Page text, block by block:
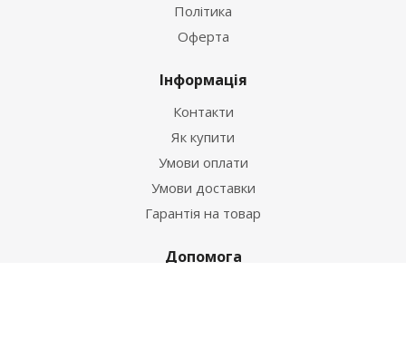
Політика
Оферта
Інформація
Контакти
Як купити
Умови оплати
Умови доставки
Гарантія на товар
Допомога